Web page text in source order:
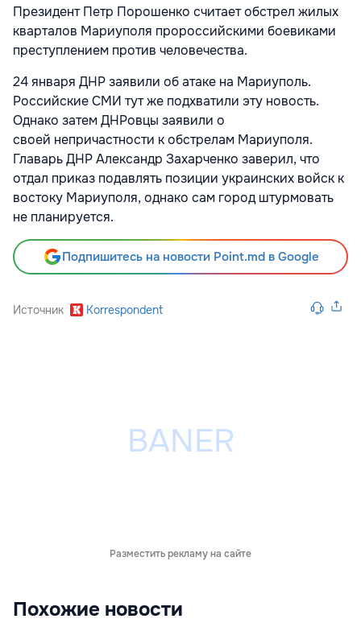
Президент Петр Порошенко считает обстрел жилых
кварталов Мариуполя пророссийскими боевиками
преступлением против человечества.
24 января ДНР заявили об атаке на Мариуполь.
Российские СМИ тут же подхватили эту новость.
Однако затем ДНРовцы заявили о
своей непричастности к обстрелам Мариуполя.
Главарь ДНР Александр Захарченко заверил, что
отдал приказ подавлять позиции украинских войск к
востоку Мариуполя, однако сам город штурмовать
не планируется.
Подпишитесь на новости Point.md в Google
Источник Korrespondent
Разместить рекламу на сайте
Похожие новости